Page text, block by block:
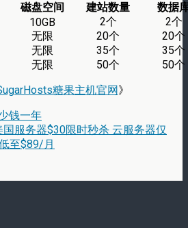
磁盘空间 建站数量
数据
10GB 2个
2个
无限 20个
20个
无限 35个
35个
无限 50个
50个
糖果主机官网》
钱一年
国服务器$30限时秒杀 云服务器仅
至$89/月